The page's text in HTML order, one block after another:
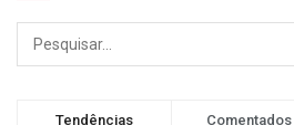
Tendências Comentados